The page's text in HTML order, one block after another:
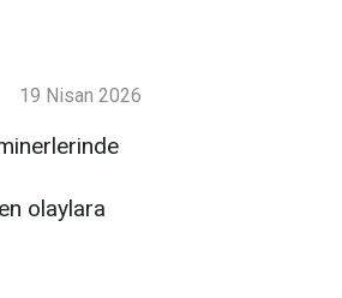
19 Nisan 2026
olaylara